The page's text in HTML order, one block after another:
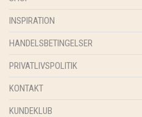
INSPIRATION
HANDELSBETINGELSER
PRIVATLIVSPOLITIK
KONTAKT
KUNDEKLUB